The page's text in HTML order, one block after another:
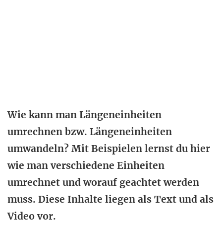
Wie kann man Längeneinheiten
umrechnen bzw. Längeneinheiten
umwandeln? Mit Beispielen lernst du hier
wie man verschiedene Einheiten
umrechnet und worauf geachtet werden
muss. Diese Inhalte liegen als Text und als
Video vor.